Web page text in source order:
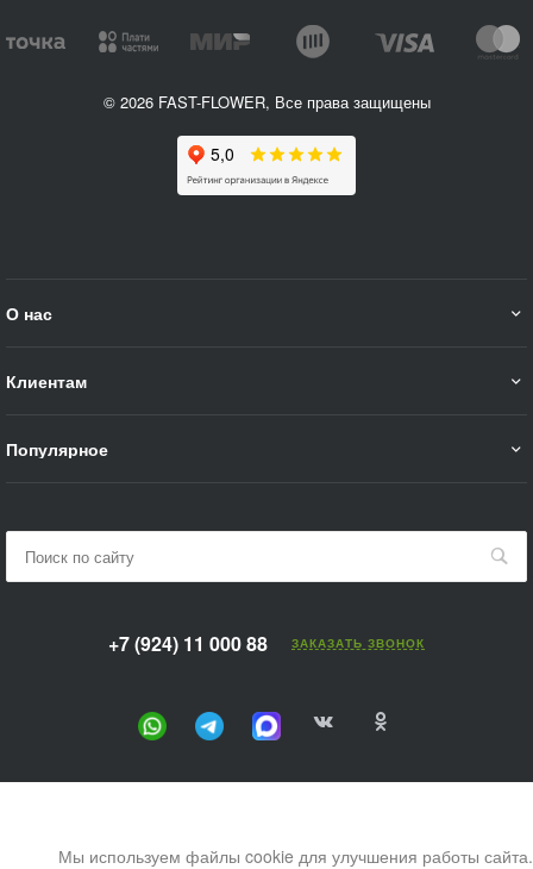
© 2026 FAST-FLOWER, Все права защищены
О нас
Клиентам
Популярное
+7 (924) 11 000 88 ЗАКАЗАТЬ ЗВОНОК
Мы используем файлы cookie для улучшения работы сайта.